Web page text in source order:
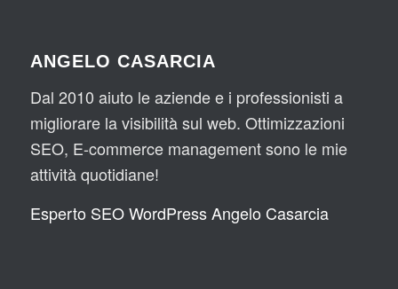
ANGELO CASARCIA
Dal 2010 aiuto le aziende e i professionisti a
migliorare la visibilità sul web. Ottimizzazioni
SEO, E-commerce management sono le mie
attività quotidiane!
Esperto SEO WordPress Angelo Casarcia